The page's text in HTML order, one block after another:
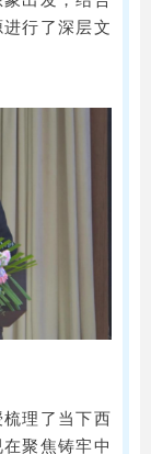
行了深层文
理了当下西
聚焦铸牢中